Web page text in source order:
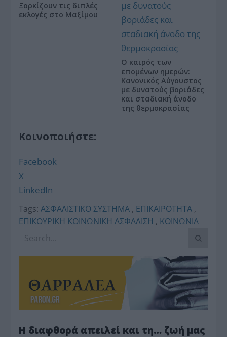
Ξορκίζουν τις διπλές
εκλογές στο Μαξίμου
Ο καιρός των
επομένων ημερών:
Κανονικός Αύγουστος
με δυνατούς βοριάδες
και σταδιακή άνοδο
της θερμοκρασίας
Κοινοποιήστε:
Facebook
X
LinkedIn
Tags: ΑΣΦΑΛΙΣΤΙΚΟ ΣΥΣΤΗΜΑ , ΕΠΙΚΑΙΡΟΤΗΤΑ ,
ΕΠΙΚΟΥΡΙΚΗ ΚΟΙΝΩΝΙΚΗ ΑΣΦΑΛΙΣΗ , ΚΟΙΝΩΝΙΑ
Η διαφθορά απειλεί και τη… ζωή μας